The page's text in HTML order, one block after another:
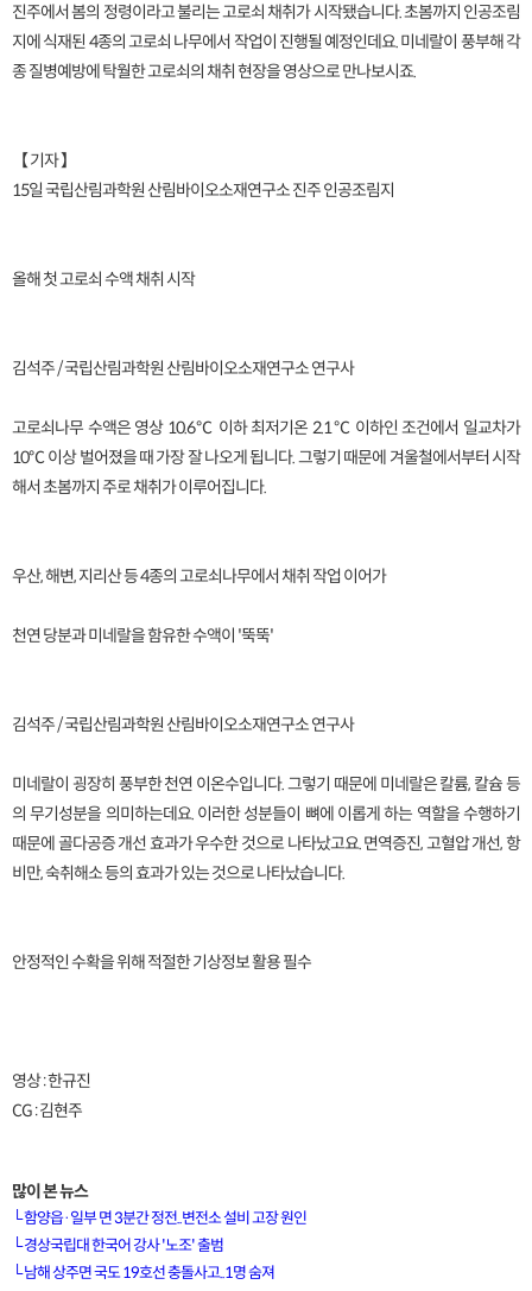
진주에서 봄의 정령이라고 불리는 고로쇠 채취가 시작됐습니다. 초봄까지 인공조림
지에 식재된 4종의 고로쇠 나무에서 작업이 진행될 예정인데요. 미네랄이 풍부해 각
종 질병예방에 탁월한 고로쇠의 채취 현장을 영상으로 만나보시죠.
【 기자 】
15일 국립산림과학원 산림바이오소재연구소 진주 인공조림지
올해 첫 고로쇠 수액 채취 시작
김석주 / 국립산림과학원 산림바이오소재연구소 연구사
고로쇠나무 수액은 영상 10.6℃ 이하 최저기온 2.1℃ 이하인 조건에서 일교차가
10℃ 이상 벌어졌을 때 가장 잘 나오게 됩니다. 그렇기 때문에 겨울철에서부터 시작
해서 초봄까지 주로 채취가 이루어집니다.
우산, 해변, 지리산 등 4종의 고로쇠나무에서 채취 작업 이어가
천연 당분과 미네랄을 함유한 수액이 '뚝뚝'
김석주 / 국립산림과학원 산림바이오소재연구소 연구사
미네랄이 굉장히 풍부한 천연 이온수입니다. 그렇기 때문에 미네랄은 칼륨, 칼슘 등
의 무기성분을 의미하는데요. 이러한 성분들이 뼈에 이롭게 하는 역할을 수행하기
때문에 골다공증 개선 효과가 우수한 것으로 나타났고요. 면역증진, 고혈압 개선, 항
비만, 숙취해소 등의 효과가 있는 것으로 나타났습니다.
안정적인 수확을 위해 적절한 기상정보 활용 필수
영상 : 한규진
CG : 김현주
많이 본 뉴스
└함양읍·일부 면 3분간 정전..변전소 설비 고장 원인
└경상국립대 한국어 강사 '노조' 출범
└남해 상주면 국도 19호선 충돌사고..1명 숨져